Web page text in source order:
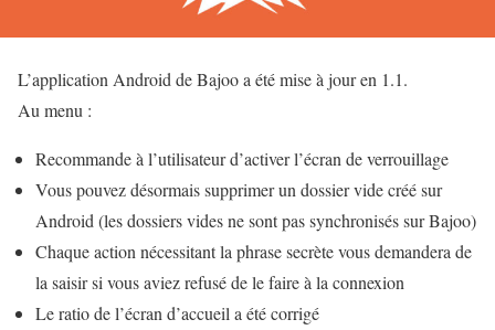
L’application Android de Bajoo a été mise à jour en 1.1.
Au menu :
Recommande à l’utilisateur d’activer l’écran de verrouillage
Vous pouvez désormais supprimer un dossier vide créé sur
Android (les dossiers vides ne sont pas synchronisés sur Bajoo)
Chaque action nécessitant la phrase secrète vous demandera de
la saisir si vous aviez refusé de le faire à la connexion
Le ratio de l’écran d’accueil a été corrigé